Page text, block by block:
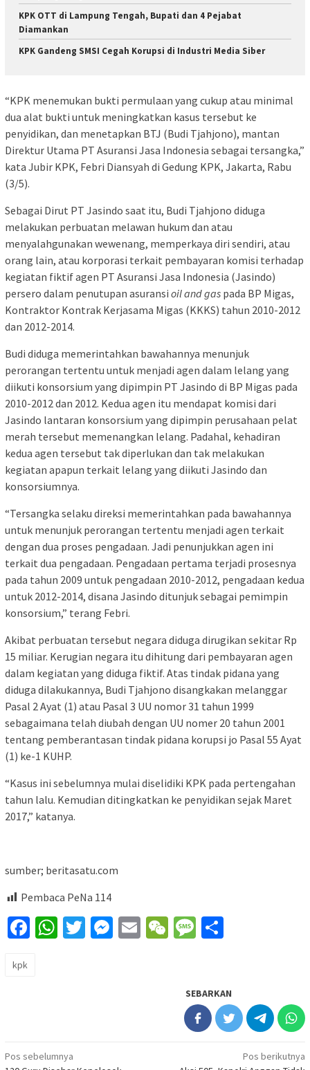
KPK OTT di Lampung Tengah, Bupati dan 4 Pejabat
Diamankan
KPK Gandeng SMSI Cegah Korupsi di Industri Media Siber
“KPK menemukan bukti permulaan yang cukup atau minimal
dua alat bukti untuk meningkatkan kasus tersebut ke
penyidikan, dan menetapkan BTJ (Budi Tjahjono), mantan
Direktur Utama PT Asuransi Jasa Indonesia sebagai tersangka,”
kata Jubir KPK, Febri Diansyah di Gedung KPK, Jakarta, Rabu
(3/5).
Sebagai Dirut PT Jasindo saat itu, Budi Tjahjono diduga
melakukan perbuatan melawan hukum dan atau
menyalahgunakan wewenang, memperkaya diri sendiri, atau
orang lain, atau korporasi terkait pembayaran komisi terhadap
kegiatan fiktif agen PT Asuransi Jasa Indonesia (Jasindo)
persero dalam penutupan asuransi oil and gas pada BP Migas,
Kontraktor Kontrak Kerjasama Migas (KKKS) tahun 2010-2012
dan 2012-2014.
Budi diduga memerintahkan bawahannya menunjuk
perorangan tertentu untuk menjadi agen dalam lelang yang
diikuti konsorsium yang dipimpin PT Jasindo di BP Migas pada
2010-2012 dan 2012. Kedua agen itu mendapat komisi dari
Jasindo lantaran konsorsium yang dipimpin perusahaan pelat
merah tersebut memenangkan lelang. Padahal, kehadiran
kedua agen tersebut tak diperlukan dan tak melakukan
kegiatan apapun terkait lelang yang diikuti Jasindo dan
konsorsiumnya.
“Tersangka selaku direksi memerintahkan pada bawahannya
untuk menunjuk perorangan tertentu menjadi agen terkait
dengan dua proses pengadaan. Jadi penunjukkan agen ini
terkait dua pengadaan. Pengadaan pertama terjadi prosesnya
pada tahun 2009 untuk pengadaan 2010-2012, pengadaan kedua
untuk 2012-2014, disana Jasindo ditunjuk sebagai pemimpin
konsorsium,” terang Febri.
Akibat perbuatan tersebut negara diduga dirugikan sekitar Rp
15 miliar. Kerugian negara itu dihitung dari pembayaran agen
dalam kegiatan yang diduga fiktif. Atas tindak pidana yang
diduga dilakukannya, Budi Tjahjono disangkakan melanggar
Pasal 2 Ayat (1) atau Pasal 3 UU nomor 31 tahun 1999
sebagaimana telah diubah dengan UU nomer 20 tahun 2001
tentang pemberantasan tindak pidana korupsi jo Pasal 55 Ayat
(1) ke-1 KUHP.
“Kasus ini sebelumnya mulai diselidiki KPK pada pertengahan
tahun lalu. Kemudian ditingkatkan ke penyidikan sejak Maret
2017,” katanya.
sumber; beritasatu.com
Pembaca PeNa 114
Facebook
WhatsApp
Twitter
Messenger
EmailWeChatMessage
kpk
SEBARKAN
Navigasi
Pos sebelumnya
Pos berikutnya